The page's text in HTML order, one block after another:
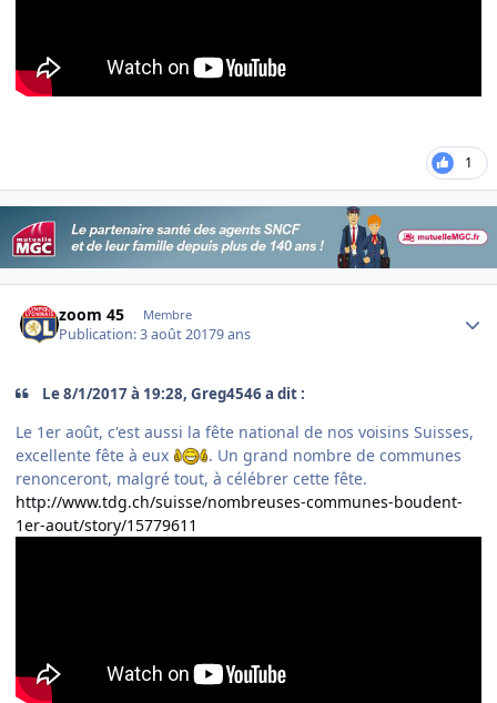
1
zoom 45 Membre
Publication:3 août 20179 ans
Le 8/1/2017 à 19:28, Greg4546 a dit :
Le 1er août, c'est aussi la fête national de nos voisins Suisses,
excellente fête à eux
. Un grand nombre de communes
renonceront, malgré tout, à célébrer cette fête.
http://www.tdg.ch/suisse/nombreuses-communes-boudent-
1er-aout/story/15779611